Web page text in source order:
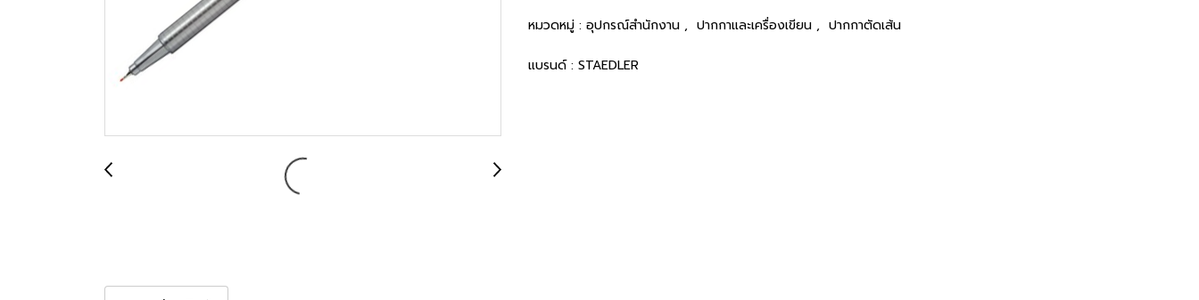
หมวดหมู่ : อุปกรณ์สำนักงาน , ปากกาและเครื่องเขียน , ปากกาตัดเส้น
แบรนด์ : STAEDLER